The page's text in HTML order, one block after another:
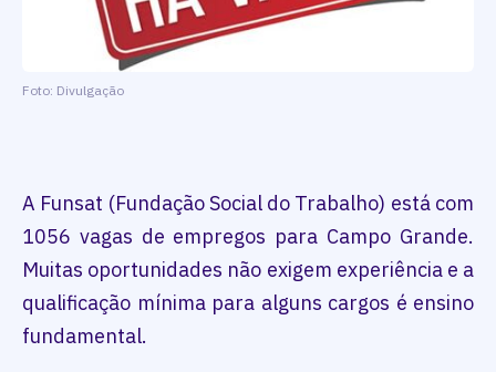
Foto: Divulgação
A Funsat (Fundação Social do Trabalho) está com
1056 vagas de empregos para Campo Grande.
Muitas oportunidades não exigem experiência e a
qualificação mínima para alguns cargos é ensino
fundamental.